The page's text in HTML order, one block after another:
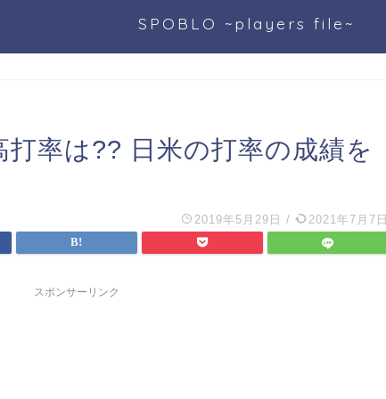
SPOBLO ~players file~
率は?? 日米の打率の成績を
2019年5月29日 / 2021年7月7日
スポンサーリンク